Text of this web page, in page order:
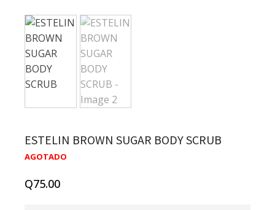
ESTELIN BROWN SUGAR BODY SCRUB
AGOTADO
Q75.00
Peachy metallic liner - jgliner
Q 45.00